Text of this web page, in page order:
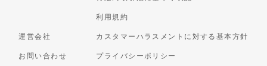
運営会社
お問い合わせ
利用規約
カスタマーハラスメントに対する基本方針
プライバシーポリシー